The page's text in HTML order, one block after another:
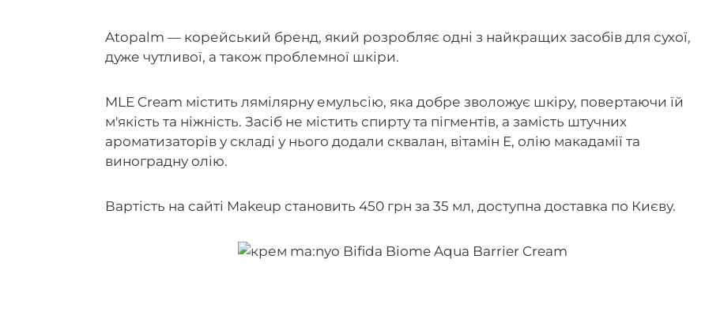
Atopalm — корейський бренд, який розробляє одні з найкращих засобів для сухої,
дуже чутливої, а також проблемної шкіри.
MLE Cream містить лямілярну емульсію, яка добре зволожує шкіру, повертаючи їй
м'якість та ніжність. Засіб не містить спирту та пігментів, а замість штучних
ароматизаторів у складі у нього додали сквалан, вітамін Е, олію макадамії та
виноградну олію.
Вартість на сайті Makeup становить 450 грн за 35 мл, доступна доставка по Києву.